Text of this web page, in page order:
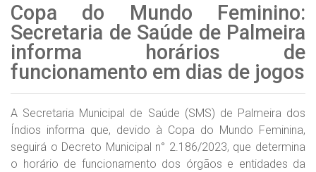
Copa do Mundo Feminino:
Secretaria de Saúde de Palmeira
informa horários de
funcionamento em dias de jogos
A Secretaria Municipal de Saúde (SMS) de Palmeira dos
Índios informa que, devido à Copa do Mundo Feminina,
seguirá o Decreto Municipal n° 2.186/2023, que determina
o horário de funcionamento dos órgãos e entidades da